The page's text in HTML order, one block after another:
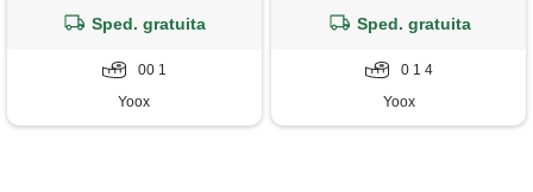
Sped. gratuita
00 1
Yoox
Sped. gratuita
0 1 4
Yoox